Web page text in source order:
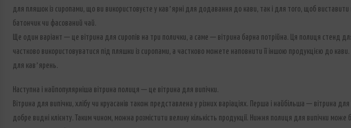
для пляшок із сиропами, що ви використовуєте у кавʼярні для додавання до кави, так і для того, щоб
батончик чи фасований чай.
Ще один варіант — це вітрина для сиропів на три полички, а саме — вітрина барна потрійна. Ця полиця стенд
частково використовуватися під пляшки із сиропами, а частково можете наповнити її іншою продукцією до
для кавʼярень.
Наступна і найпопулярніша вітрина полиця — це вітрина для випічки.
Вітрина для випічки, хлібу чи круасанів також представлена у різних варіаціях. Перша і найбільша — вітрина
добре видні клієнту. Таким чином, можна розмістити велику кількість продукції. Нижня полиця для випічки